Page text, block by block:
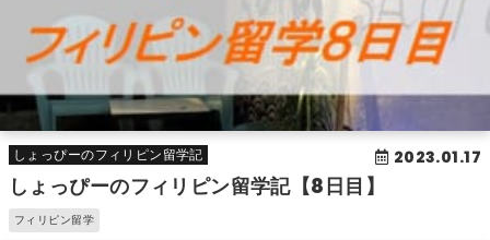
しょっぴーのフィリピン留学記 2023.01.17
しょっぴーのフィリピン留学記【8日目】
フィリピン留学